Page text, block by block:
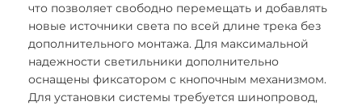
что позволяет свободно перемещать и добавлять
новые источники света по всей длине трека без
дополнительного монтажа. Для максимальной
надежности светильники дополнительно
оснащены фиксатором с кнопочным механизмом.
Для установки системы требуется шинопровод,